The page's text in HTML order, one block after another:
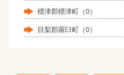
標津郡標津町（0）
目梨郡羅臼町（0）